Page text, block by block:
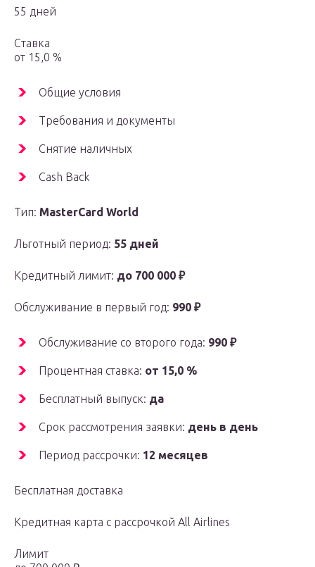
55 дней
Ставка
от 15,0 %
Общие условия
Требования и документы
Снятие наличных
Cash Back
Тип: MasterСard World
Льготный период: 55 дней
Кредитный лимит: до 700 000 ₽
Обслуживание в первый год: 990 ₽
Обслуживание со второго года: 990 ₽
Процентная ставка: от 15,0 %
Бесплатный выпуск: да
Срок рассмотрения заявки: день в день
Период рассрочки: 12 месяцев
Бесплатная доставка
Кредитная карта с рассрочкой All Airlines
Лимит